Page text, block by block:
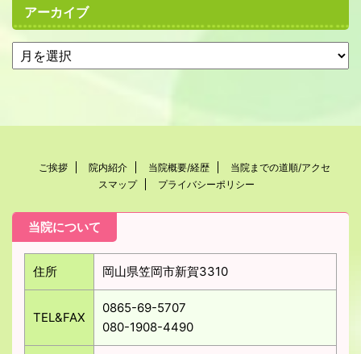
アーカイブ
ご挨拶 院内紹介 当院概要/経歴
当院までの道順/アクセ
スマップ
プライバシーポリシー
当院について
住所 岡山県笠岡市新賀3310
TEL&FAX
0865-69-5707
080-1908-4490